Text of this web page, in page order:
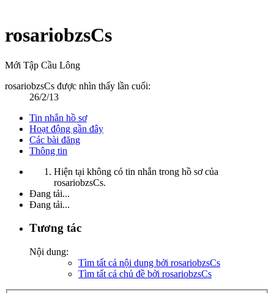
rosariobzsCs
Mới Tập Cầu Lông
rosariobzsCs được nhìn thấy lần cuối:
26/2/13
Tin nhắn hồ sơ
Hoạt động gần đây
Các bài đăng
Thông tin
Hiện tại không có tin nhắn trong hồ sơ của
rosariobzsCs.
Đang tải...
Đang tải...
Tương tác
Nội dung:
Tìm tất cả nội dung bởi rosariobzsCs
Tìm tất cả chủ đề bởi rosariobzsCs